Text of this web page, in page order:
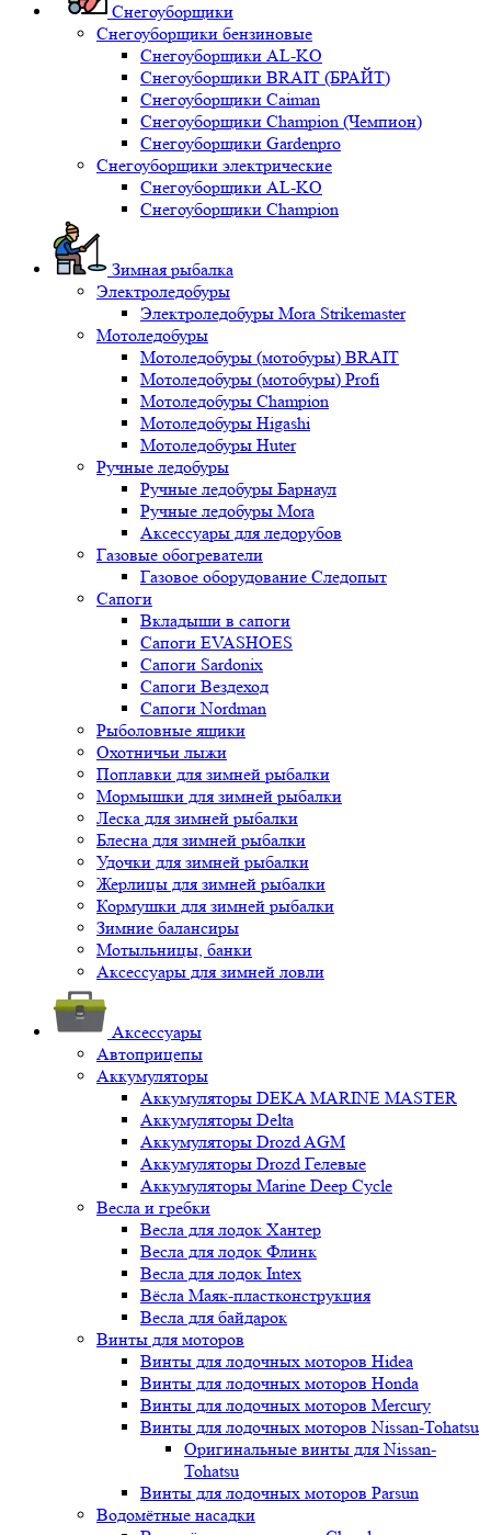
Снегоуборщики
Снегоуборщики бензиновые
Снегоуборщики AL-KO
Снегоуборщики BRAIT (БРАЙТ)
Снегоуборщики Caiman
Снегоуборщики Champion (Чемпион)
Снегоуборщики Gardenpro
Снегоуборщики электрические
Снегоуборщики AL-KO
Снегоуборщики Champion
Зимная рыбалка
Электроледобуры
Электроледобуры Mora Strikemaster
Мотоледобуры
Мотоледобуры (мотобуры) BRAIT
Мотоледобуры (мотобуры) Profi
Мотоледобуры Champion
Мотоледобуры Higashi
Мотоледобуры Huter
Ручные ледобуры
Ручные ледобуры Барнаул
Ручные ледобуры Mora
Аксессуары для ледорубов
Газовые обогреватели
Газовое оборудование Следопыт
Сапоги
Вкладыши в сапоги
Сапоги EVASHOES
Сапоги Sardonix
Сапоги Вездеход
Сапоги Nordman
Рыболовные ящики
Охотничьи лыжи
Поплавки для зимней рыбалки
Мормышки для зимней рыбалки
Леска для зимней рыбалки
Блесна для зимней рыбалки
Удочки для зимней рыбалки
Жерлицы для зимней рыбалки
Кормушки для зимней рыбалки
Зимние балансиры
Мотыльницы, банки
Аксессуары для зимней ловли
Аксессуары
Автоприцепы
Аккумуляторы
Аккумуляторы DEKA MARINE MASTER
Аккумуляторы Delta
Аккумуляторы Drozd AGM
Аккумуляторы Drozd Гелевые
Аккумуляторы Marine Deep Cycle
Весла и гребки
Весла для лодок Хантер
Весла для лодок Флинк
Весла для лодок Intex
Вёсла Маяк-пластконструкция
Весла для байдарок
Винты для моторов
Винты для лодочных моторов Hidea
Винты для лодочных моторов Honda
Винты для лодочных моторов Mercury
Винты для лодочных моторов Nissan-Tohatsu
Оригинальные винты для Nissan-
Tohatsu
Винты для лодочных моторов Parsun
Водомётные насадки